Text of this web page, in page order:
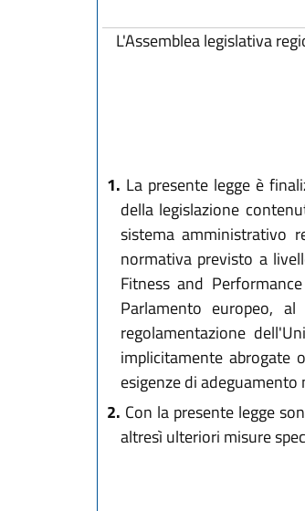
L'Assemblea legislativa
1. La presente legge è
della legislazione
sistema amministrativo
normativa previsto a
Fitness and
Parlamento europeo,
regolamentazione
implicitamente abrogate
esigenze di
2. Con la presente legge
altresì ulteriori misure